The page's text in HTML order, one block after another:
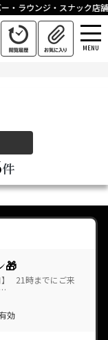
・ラウンジ・スナック店
MENU
件
🎁
21時までにご来
効